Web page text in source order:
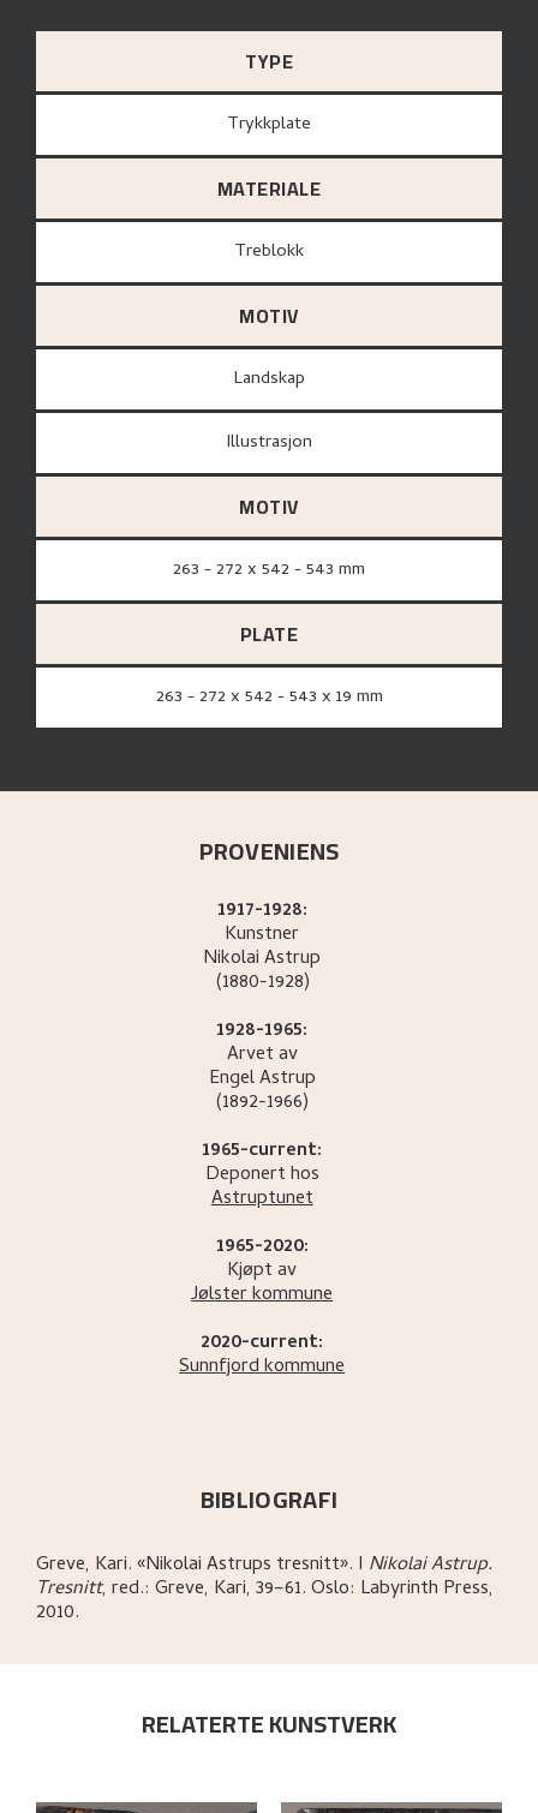
TYPE
Trykkplate
MATERIALE
treblokk
MOTIV
Landskap
Illustrasjon
MOTIV
263 - 272 x 542 - 543 mm
PLATE
263 - 272 x 542 - 543 x 19 mm
PROVENIENS
1917-1928:
Kunstner
NikolaiAstrup
(1880-1928)
1928-1965:
Arvet av
EngelAstrup
(1892-1966)
1965-current:
Deponert hos
Astruptunet
1965-2020:
Kjøpt av
Jølster kommune
2020-current:
Sunnfjord kommune
BIBLIOGRAFI
Greve, Kari.«Nikolai Astrups tresnitt». I Nikolai Astrup.
Tresnitt, red.: Greve, Kari, 39–61.Oslo: Labyrinth Press,
2010.
RELATERTE KUNSTVERK